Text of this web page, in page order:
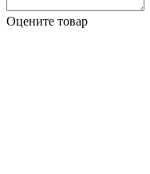
Оцените товар